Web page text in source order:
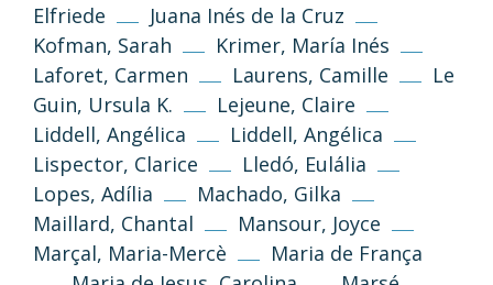
Elfriede
Juana Inés de la Cruz
Kofman, Sarah
Krimer, María Inés
Laforet, Carmen
Laurens, Camille
Le
Guin, Ursula K.
Lejeune, Claire
Liddell, Angélica
Liddell, Angélica
Lispector, Clarice
Lledó, Eulália
Lopes, Adília
Machado, Gilka
Maillard, Chantal
Mansour, Joyce
Marçal, Maria-Mercè
Maria de França
(CC-BY-NC-SA 3.0)
Tornar a dalt